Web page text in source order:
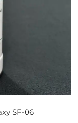
SF-06